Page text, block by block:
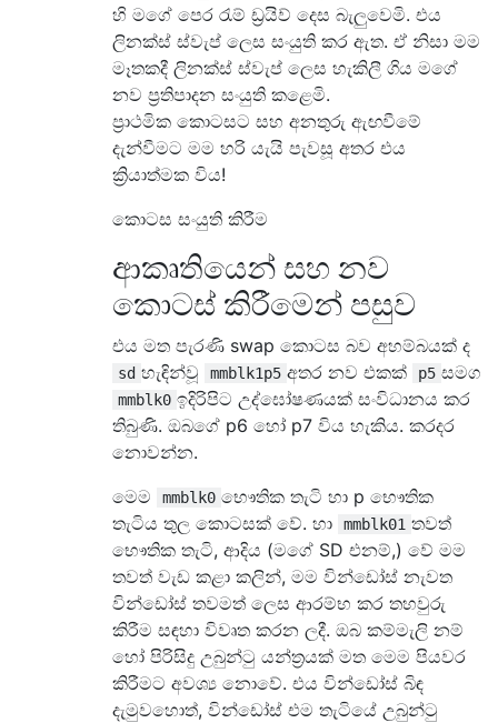
හි මගේ පෙර රැම් ඩ්‍රයිව් දෙස බැලුවෙමි. එය
ලිනක්ස් ස්වැප් ලෙස සංයුති කර ඇත. ඒ නිසා මම
මෑතකදී ලිනක්ස් ස්වැප් ලෙස හැකිලී ගිය මගේ
නව ප්‍රතිපාදන සංයුති කළෙමි.
ප්‍රාථමික කොටසට සහ අනතුරු ඇඟවීමේ
දැන්වීමට මම හරි යැයි පැවසූ අතර එය
ක්‍රියාත්මක විය!
කොටස සංයුති කිරීම
ආකෘතියෙන් සහ නව
කොටස් කිරීමෙන් පසුව
එය මත පැරණි swap කොටස බව අහම්බයක් ද
sd හැඳින්වූ mmblk1p5 අතර නව එකක් p5 සමග
mmblk0 ඉදිරිපිට උද්ඝෝෂණයක් සංවිධානය කර
තිබුණි. ඔබගේ p6 හෝ p7 විය හැකිය. කරදර
නොවන්න.
මෙම
mmblk0 භෞතික තැටි හා p භෞතික
තැටිය තුල කොටසක් වේ. හා
mmblk01 තවත්
භෞතික තැටි, ආදිය (මගේ SD එනම්,) වේ මම
තවත් වැඩ කළා කලින්, මම වින්ඩෝස් නැවත
වින්ඩෝස් තවමත් ලෙස ආරම්භ කර තහවුරු
කිරීම සඳහා විවෘත කරන ලදී. ඔබ කම්මැලි නම්
හෝ පිරිසිදු උබුන්ටු යන්ත්‍රයක් මත මෙම පියවර
කිරීමට අවශ්‍ය නොවේ. එය වින්ඩෝස් බිඳ
දැමුවහොත්, වින්ඩෝස් එම තැටියේ උබුන්ටු